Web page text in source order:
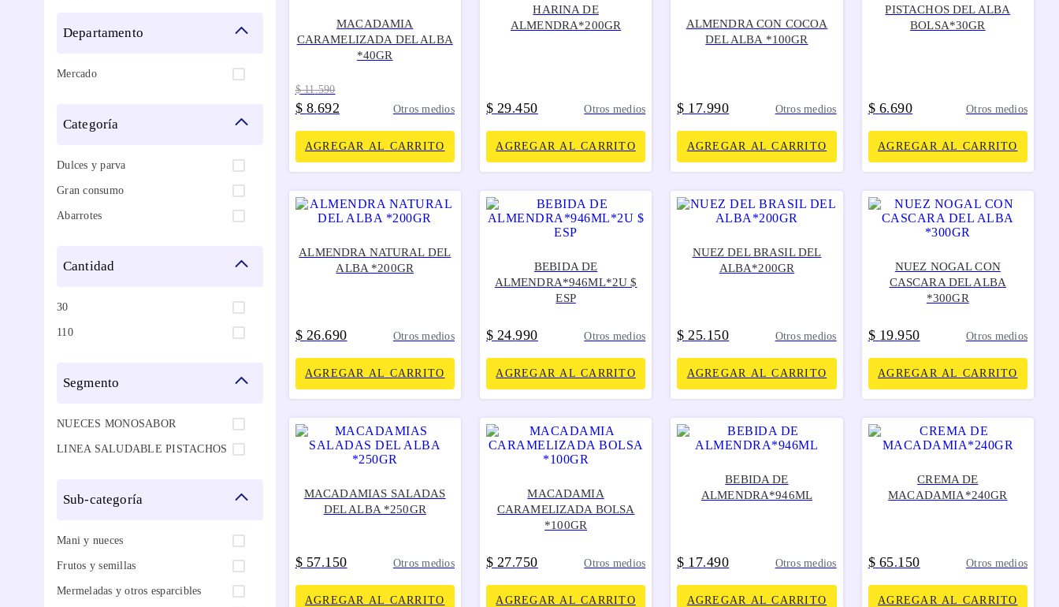
departamento
Mercado
categoría
Dulces y parva
Gran consumo
Abarrotes
cantidad
30
110
segmento
NUECES MONOSABOR
LINEA SALUDABLE PISTACHOS
sub-categoría
Mani y nueces
Frutos y semillas
Mermeladas y otros esparcibles
MACADAMIA
CARAMELIZADA DEL ALBA
*40GR
$ 11.590
$ 8.692 Otros medios
AGREGAR AL CARRITO
HARINA DE
ALMENDRA*200GR
$ 29.450 Otros medios
AGREGAR AL CARRITO
ALMENDRA CON COCOA
DEL ALBA *100GR
$ 17.990 Otros medios
AGREGAR AL CARRITO
PISTACHOS DEL ALBA
BOLSA*30GR
$ 6.690 Otros medios
AGREGAR AL CARRITO
ALMENDRA NATURAL DEL
ALBA *200GR
$ 26.690 Otros medios
AGREGAR AL CARRITO
BEBIDA DE
ALMENDRA*946ML*2U $
ESP
$ 24.990 Otros medios
AGREGAR AL CARRITO
NUEZ DEL BRASIL DEL
ALBA*200GR
$ 25.150 Otros medios
AGREGAR AL CARRITO
NUEZ NOGAL CON
CASCARA DEL ALBA
*300GR
$ 19.950 Otros medios
AGREGAR AL CARRITO
MACADAMIAS SALADAS
DEL ALBA *250GR
$ 57.150 Otros medios
AGREGAR AL CARRITO
MACADAMIA
CARAMELIZADA BOLSA
*100GR
$ 27.750 Otros medios
AGREGAR AL CARRITO
BEBIDA DE
ALMENDRA*946ML
$ 17.490 Otros medios
AGREGAR AL CARRITO
CREMA DE
MACADAMIA*240GR
$ 65.150 Otros medios
AGREGAR AL CARRITO